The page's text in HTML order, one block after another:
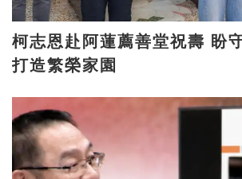
柯志恩赴阿蓮薦善堂祝壽 盼守護庄頭情感
打造繁榮家園